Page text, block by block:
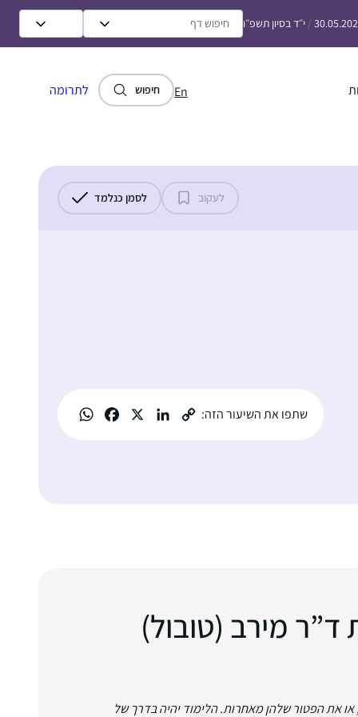
/ י״ד בסיון תשפ״ו
En חיפוש לתרומה
לעקוב לסמן כנלמד
שתפו את השיעור הזה:
מירב (טובול)
או את הפטור שלהן מאחרות. הלימוד יהיה בדרך של